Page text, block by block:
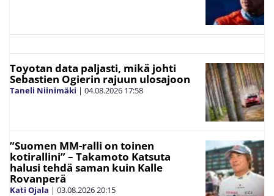
Toyotan data paljasti, mikä johti
Sebastien Ogierin rajuun ulosajoon
Taneli Niinimäki | 04.08.2026 17:58
”Suomen MM-ralli on toinen
kotirallini” – Takamoto Katsuta
halusi tehdä saman kuin Kalle
Rovanperä
Kati Ojala | 03.08.202620:15